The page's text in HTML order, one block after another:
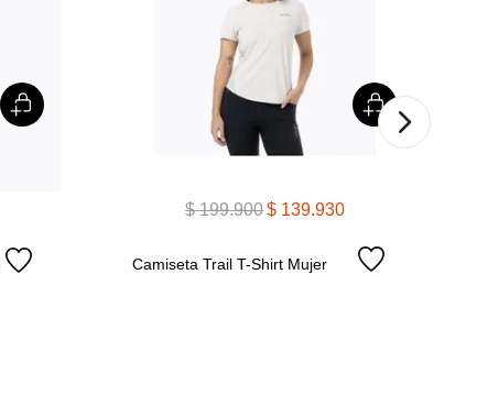
$ 199.900$ 139.930
Camiseta Trail T-Shirt Mujer